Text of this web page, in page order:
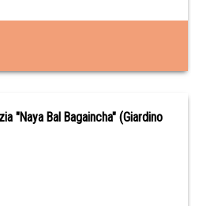
"Naya Bal Bagaincha" (Giardino